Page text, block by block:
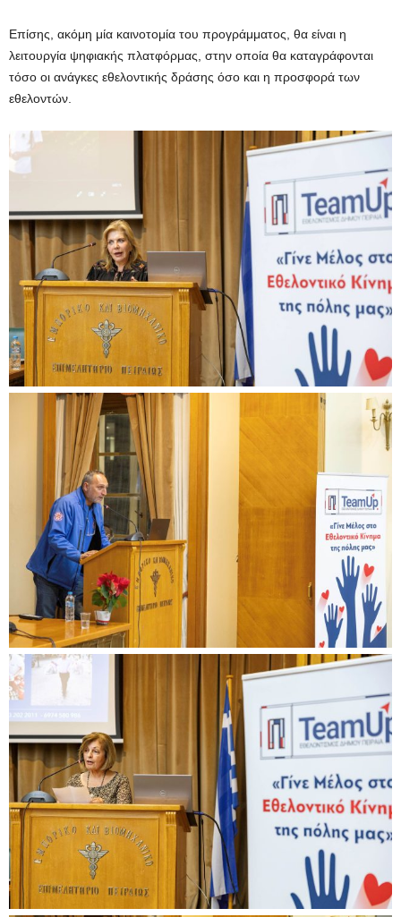
Επίσης, ακόμη μία καινοτομία του προγράμματος, θα είναι η
λειτουργία ψηφιακής πλατφόρμας, στην οποία θα καταγράφονται
τόσο οι ανάγκες εθελοντικής δράσης όσο και η προσφορά των
εθελοντών.